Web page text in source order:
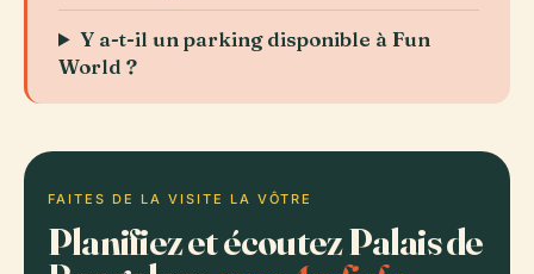
Y a-t-il un parking disponible à Fun
World ?
FAITES DE LA VISITE LA VÔTRE
Planifiez et écoutez Palais de